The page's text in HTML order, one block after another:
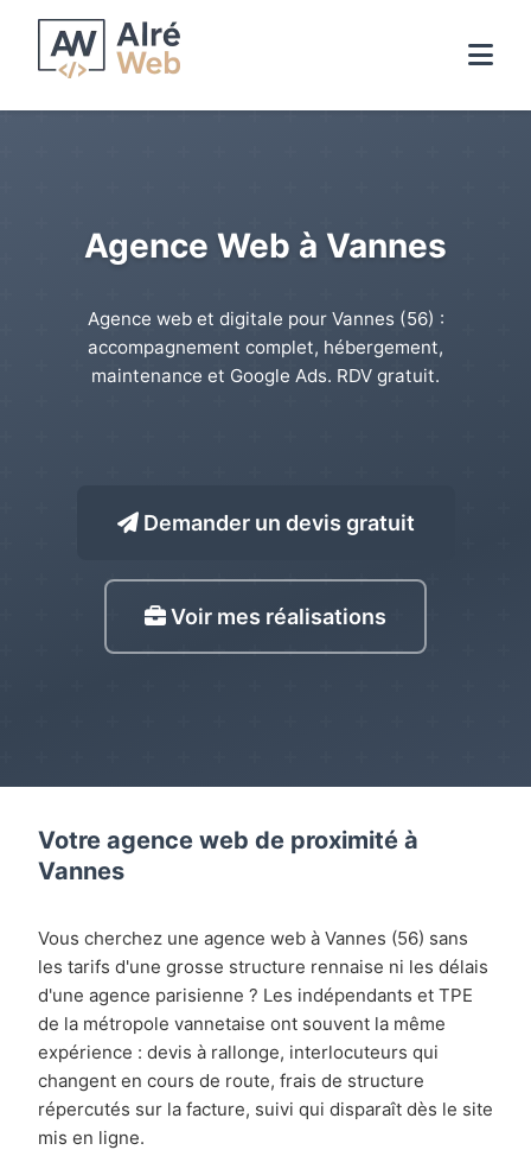
Agence Web à Vannes
Agence web et digitale pour Vannes (56) :
accompagnement complet, hébergement,
maintenance et Google Ads. RDV gratuit.
Demander un devis gratuit
Voir mes réalisations
Votre agence web de proximité à
Vannes
Vous cherchez une agence web à Vannes (56) sans
les tarifs d'une grosse structure rennaise ni les délais
d'une agence parisienne ? Les indépendants et TPE
de la métropole vannetaise ont souvent la même
expérience : devis à rallonge, interlocuteurs qui
changent en cours de route, frais de structure
répercutés sur la facture, suivi qui disparaît dès le site
mis en ligne.